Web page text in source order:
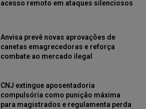
acesso remoto em ataques silenciosos
Anvisa prevê novas aprovações de
canetas emagrecedoras e reforça
combate ao mercado ilegal
CNJ extingue aposentadoria
compulsória como punição máxima
para magistrados e regulamenta perda